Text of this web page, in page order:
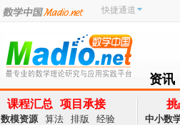
快捷通道
资讯
NEWS
课程汇总 项目承接
数模资源 算法 排版
经验
挑
中小数